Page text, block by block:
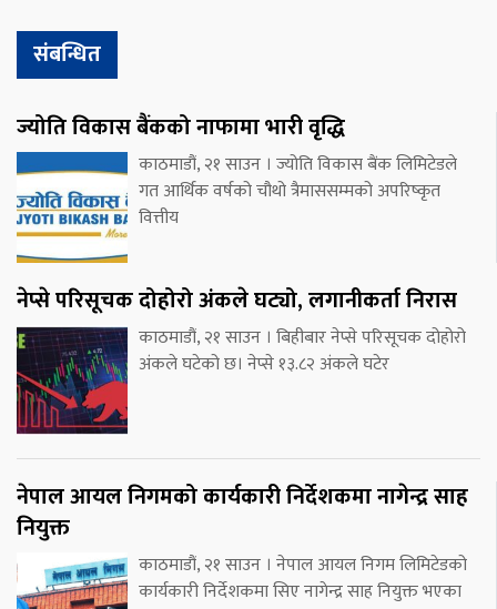
संबन्धित
ज्योति विकास बैंकको नाफामा भारी वृद्धि
काठमाडौं, २१ साउन । ज्योति विकास बैंक लिमिटेडले
गत आर्थिक वर्षको चौथो त्रैमाससम्मको अपरिष्कृत
वित्तीय
नेप्से परिसूचक दोहोरो अंकले घट्यो, लगानीकर्ता निरास
काठमाडौं, २१ साउन । बिहीबार नेप्से परिसूचक दोहोरो
अंकले घटेको छ। नेप्से १३.८२ अंकले घटेर
नेपाल आयल निगमको कार्यकारी निर्देशकमा नागेन्द्र साह
नियुक्त
काठमाडौं, २१ साउन । नेपाल आयल निगम लिमिटेडको
कार्यकारी निर्देशकमा सिए नागेन्द्र साह नियुक्त भएका